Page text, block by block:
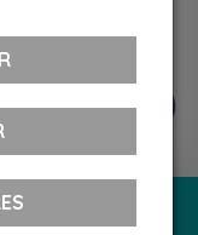
| Tous